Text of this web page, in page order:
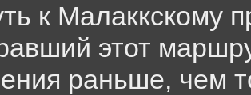
к Малаккскому
этот
раньше, чем